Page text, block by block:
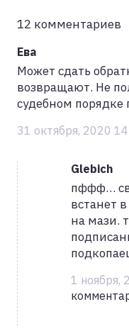
12 комментариев
Ева
Может сдать
возвращают. Не
судебном порядке
31 октября, 2020
Glebich
пффф…
встанет
на мази.
1 ноября,